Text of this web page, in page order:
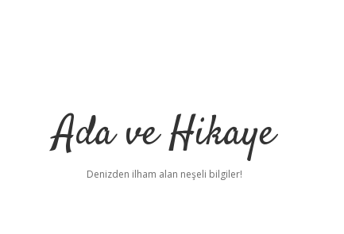
Ada ve Hikaye
Denizden ilham alan neşeli bilgiler!